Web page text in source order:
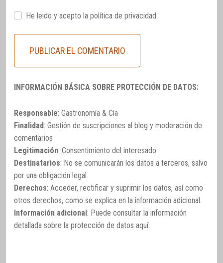
He leido y acepto la política de privacidad
INFORMACIÓN BÁSICA SOBRE PROTECCIÓN DE DATOS:
Responsable: Gastronomía & Cía
Finalidad: Gestión de suscripciones al blog y moderación de
comentarios
Legitimación: Consentimiento del interesado
Destinatarios: No se comunicarán los datos a terceros, salvo
por una obligación legal.
Derechos: Acceder, rectificar y suprimir los datos, así como
otros derechos, como se explica en la información adicional.
Información adicional: Puede consultar la información
detallada sobre la protección de datos aquí.